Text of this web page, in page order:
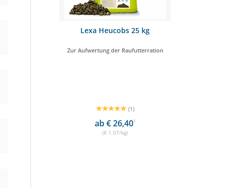
45 x
Lexa Heucobs 25 kg
Zur Aufwertung der Raufutterration
(1)
ab € 26,401
(€ 1,07/kg)